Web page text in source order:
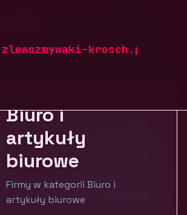
krosch.pl
biurowe
Biuro i
artykuły
biurowe
Firmy w kategorii Biuro i
artykuły biurowe